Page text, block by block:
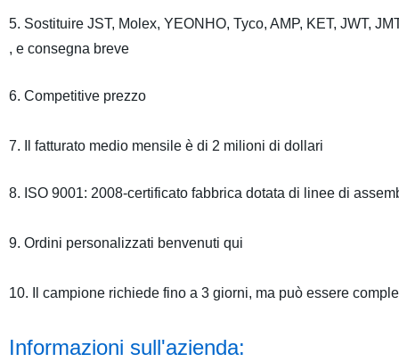
5. Sostituire JST, Molex, YEONHO, Tyco, AMP, KET, JWT,
, econsegna breve
6. Competitive prezzo
7. Il fatturato medio mensile è di 2 milioni di dollari
8. ISO 9001: 2008-certificato fabbrica dotata di linee di
9. Ordini personalizzati benvenuti qui
10. Il campione richiede fino a 3 giorni, ma può essere
Informazioni sull'azienda: